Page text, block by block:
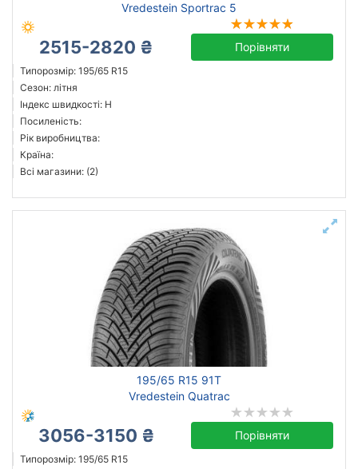
Vredestein Sportrac 5
2515-2820 ₴ Порівняти
Типорозмір: 195/65 R15
Сезон: літня
Індекс швидкості: H
Посиленість:
Рік виробництва:
Країна:
Всі магазини: (2)
195/65 R15 91T
Vredestein Quatrac
3056-3150 ₴ Порівняти
Типорозмір: 195/65 R15